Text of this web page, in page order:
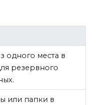
одного места в
резервного
или папки в